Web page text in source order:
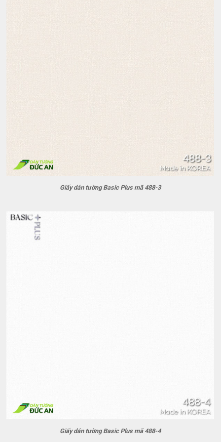
Giấy dán tường Basic Plus mã 488-3
Giấy dán tường Basic Plus mã 488-4